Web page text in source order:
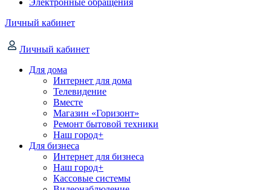
Электронные обращения
Личный кабинет
Личный кабинет
Для дома
Интернет для дома
Телевидение
Вместе
Магазин «Горизонт»
Ремонт бытовой техники
Наш город+
Для бизнеса
Интернет для бизнеса
Наш город+
Кассовые системы